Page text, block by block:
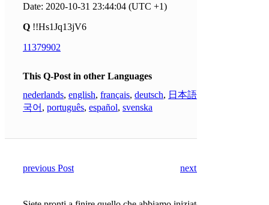
Date: 2020-10-31 23:44:04 (UTC +1)
Q !!Hs1Jq13jV6
11379902
This Q-Post in other Languages
nederlands, english, français, deutsch, 日本語
국어 , português, español, svenska
previous Post next Post